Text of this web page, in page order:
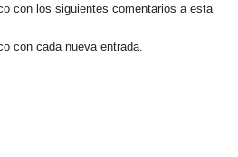
con los siguientes comentarios a esta
con cada nueva entrada.